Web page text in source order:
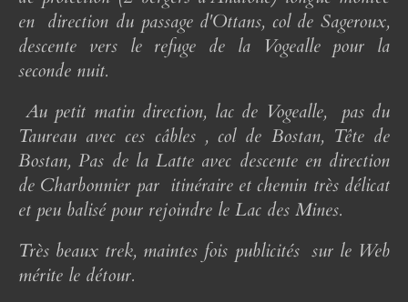
en direction du passage d'Ottans, col de Sageroux,
descente vers le refuge de la Vogealle pour la
seconde nuit.
Au petit matin direction, lac de Vogealle, pas du
Taureau avec ces câbles , col de Bostan, Tête de
Bostan, Pas de la Latte avec descente en direction
de Charbonnier par itinéraire et chemin très délicat
et peu balisé pour rejoindre le Lac des Mines.
Très beaux trek, maintes fois publicités sur le Web
mérite le détour.